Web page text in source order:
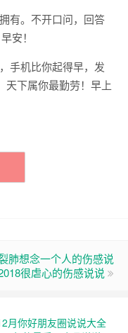
有。不开口问，回答
安！
手机比你起得早，发
天下属你最勤劳！早上
肺想念一个人的伤感说
很虐心的伤感说说